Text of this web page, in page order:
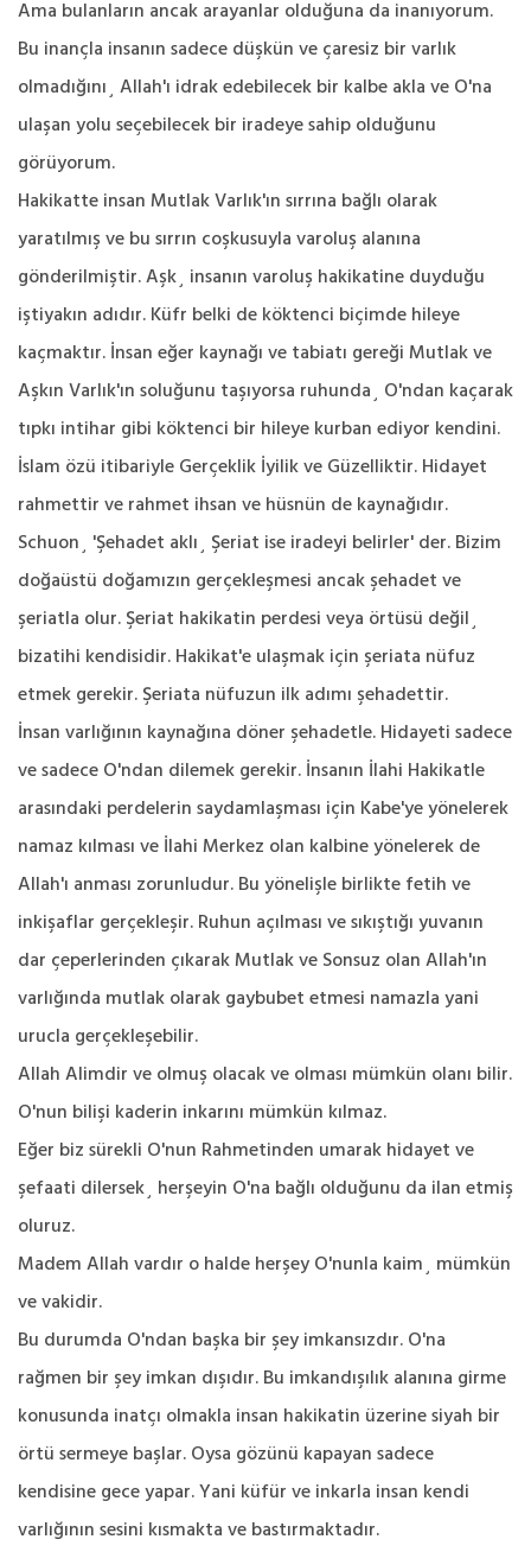
Ama bulanların ancak arayanlar olduğuna da inanıyorum.
Bu inançla insanın sadece düşkün ve çaresiz bir varlık
olmadığını¸ Allah'ı idrak edebilecek bir kalbe akla ve O'na
ulaşan yolu seçebilecek bir iradeye sahip olduğunu
görüyorum.
Hakikatte insan Mutlak Varlık'ın sırrına bağlı olarak
yaratılmış ve bu sırrın coşkusuyla varoluş alanına
gönderilmiştir. Aşk¸ insanın varoluş hakikatine duyduğu
iştiyakın adıdır. Küfr belki de köktenci biçimde hileye
kaçmaktır. İnsan eğer kaynağı ve tabiatı gereği Mutlak ve
Aşkın Varlık'ın soluğunu taşıyorsa ruhunda¸ O'ndan kaçarak
tıpkı intihar gibi köktenci bir hileye kurban ediyor kendini.
İslam özü itibariyle Gerçeklik İyilik ve Güzelliktir. Hidayet
rahmettir ve rahmet ihsan ve hüsnün de kaynağıdır.
Schuon¸ 'Şehadet aklı¸ Şeriat ise iradeyi belirler' der. Bizim
doğaüstü doğamızın gerçekleşmesi ancak şehadet ve
şeriatla olur. Şeriat hakikatin perdesi veya örtüsü değil¸
bizatihi kendisidir. Hakikat'e ulaşmak için şeriata nüfuz
etmek gerekir. Şeriata nüfuzun ilk adımı şehadettir.
İnsan varlığının kaynağına döner şehadetle. Hidayeti sadece
ve sadece O'ndan dilemek gerekir. İnsanın İlahi Hakikatle
arasındaki perdelerin saydamlaşması için Kabe'ye yönelerek
namaz kılması ve İlahi Merkez olan kalbine yönelerek de
Allah'ı anması zorunludur. Bu yönelişle birlikte fetih ve
inkişaflar gerçekleşir. Ruhun açılması ve sıkıştığı yuvanın
dar çeperlerinden çıkarak Mutlak ve Sonsuz olan Allah'ın
varlığında mutlak olarak gaybubet etmesi namazla yani
urucla gerçekleşebilir.
Allah Alimdir ve olmuş olacak ve olması mümkün olanı bilir.
O'nun bilişi kaderin inkarını mümkün kılmaz.
Eğer biz sürekli O'nun Rahmetinden umarak hidayet ve
şefaati dilersek¸ herşeyin O'na bağlı olduğunu da ilan etmiş
oluruz.
Madem Allah vardır o halde herşey O'nunla kaim¸ mümkün
ve vakidir.
Bu durumda O'ndan başka bir şey imkansızdır. O'na
rağmen bir şey imkan dışıdır. Bu imkandışılık alanına girme
konusunda inatçı olmakla insan hakikatin üzerine siyah bir
örtü sermeye başlar. Oysa gözünü kapayan sadece
kendisine gece yapar. Yani küfür ve inkarla insan kendi
varlığının sesini kısmakta ve bastırmaktadır.